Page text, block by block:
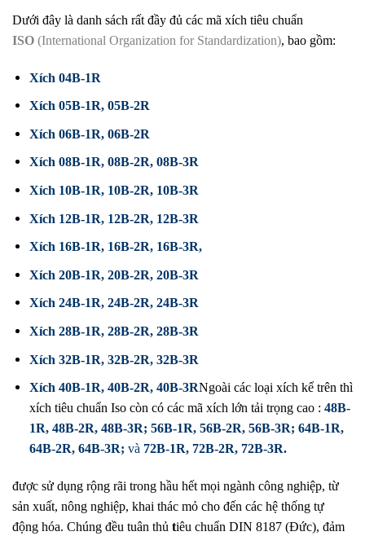
Dưới đây là danh sách rất đầy đủ các mã xích tiêu chuẩn
ISO (International Organization for Standardization), bao gồm:
Xích 04B-1R
Xích 05B-1R, 05B-2R
Xích 06B-1R, 06B-2R
Xích 08B-1R, 08B-2R, 08B-3R
Xích 10B-1R, 10B-2R, 10B-3R
Xích 12B-1R, 12B-2R, 12B-3R
Xích 16B-1R, 16B-2R, 16B-3R,
Xích 20B-1R, 20B-2R, 20B-3R
Xích 24B-1R, 24B-2R, 24B-3R
Xích 28B-1R, 28B-2R, 28B-3R
Xích 32B-1R, 32B-2R, 32B-3R
Xích 40B-1R, 40B-2R, 40B-3RNgoài các loại xích kể trên thì
xích tiêu chuẩn Iso còn có các mã xích lớn tải trọng cao : 48B-
1R, 48B-2R, 48B-3R; 56B-1R, 56B-2R, 56B-3R; 64B-1R,
64B-2R, 64B-3R; và 72B-1R, 72B-2R, 72B-3R.
được sử dụng rộng rãi trong hầu hết mọi ngành công nghiệp, từ
sản xuất, nông nghiệp, khai thác mỏ cho đến các hệ thống tự
động hóa. Chúng đều tuân thủ tiêu chuẩn DIN 8187 (Đức), đảm